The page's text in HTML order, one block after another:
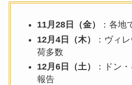
11月28日（金）
：各地
12月4日（木）
：ヴィ
荷多数
12月6日（土）
：ドン
報告